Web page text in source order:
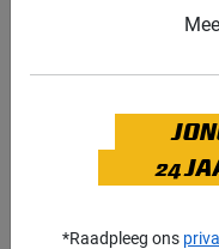
Dit bericht op
24
*Raadpleeg ons